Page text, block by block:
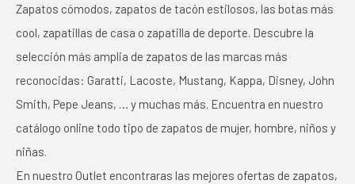
Zapatos cómodos, zapatos de tacón estilosos, las botas más
cool, zapatillas de casa o zapatilla de deporte. Descubre la
selección más amplia de zapatos de las marcas más
reconocidas: Garatti, Lacoste, Mustang, Kappa, Disney, John
Smith, Pepe Jeans, … y muchas más. Encuentra en nuestro
catálogo online todo tipo de zapatos de mujer, hombre, niños y
niñas.
En nuestro Outlet encontraras las mejores ofertas de zapatos,